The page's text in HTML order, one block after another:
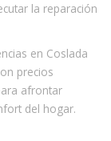
la reparación
en Coslada
precios
afrontar
del hogar.